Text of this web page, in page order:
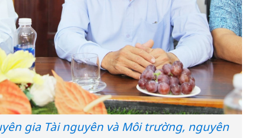
gia Tài nguyên và Môi trường, nguyên